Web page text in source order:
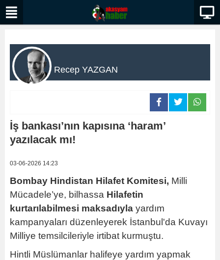
Recep YAZGAN
İş bankası’nın kapısına ‘haram’
yazılacak mı!
03-06-2026 14:23
Bombay Hindistan Hilafet Komitesi, Milli
Mücadele’ye, bilhassa Hilafetin
kurtarılabilmesi maksadıyla yardım
kampanyaları düzenleyerek İstanbul'da Kuvayı
Milliye temsilcileriyle irtibat kurmuştu.
Hintli Müslümanlar halifeye yardım yapmak